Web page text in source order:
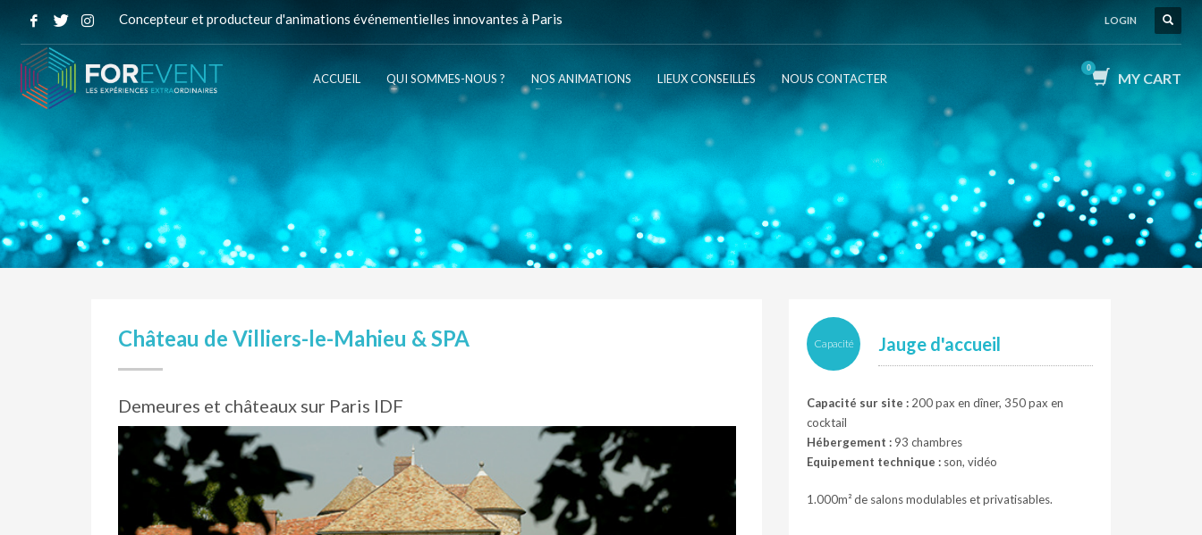
Concepteur et producteur d'animations événementielles innovantes à Paris LOGIN
ACCUEIL QUI SOMMES-NOUS ? NOS ANIMATIONS LIEUX CONSEILLÉS NOUS CONTACTER MY CART
Château de Villiers-le-Mahieu & SPA
Demeures et châteaux sur Paris IDF
Capacité Jauge d'accueil
Capacité sur site : 200 pax en dîner, 350 pax en
cocktail
Hébergement : 93 chambres
Equipement technique : son, vidéo
1.000m² de salons modulables et privatisables.